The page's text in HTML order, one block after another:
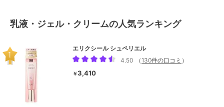
乳液・ジェル・クリームの人気ランキング
エリクシール シュペリエル
4.50
（ 130件の口コミ ）
￥3,410